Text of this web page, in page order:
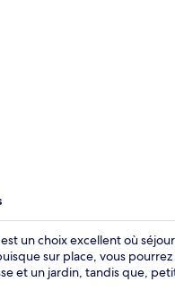
un choix excellent où
sur place, vous
et un jardin, tandis que,